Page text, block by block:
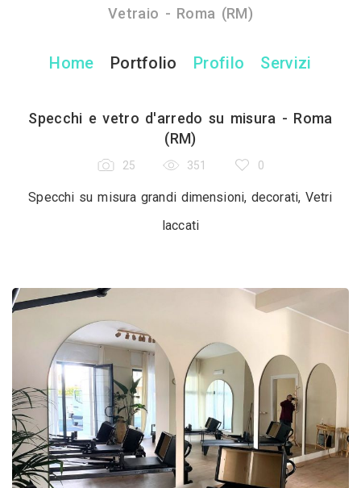
Vetraio - Roma (RM)
Home Portfolio Profilo Servizi
Specchi e vetro d'arredo su misura - Roma
(RM)
25 351 0
Specchi su misura grandi dimensioni, decorati, Vetri
laccati